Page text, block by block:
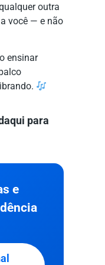
outra
você — e não
ensinar
para
e